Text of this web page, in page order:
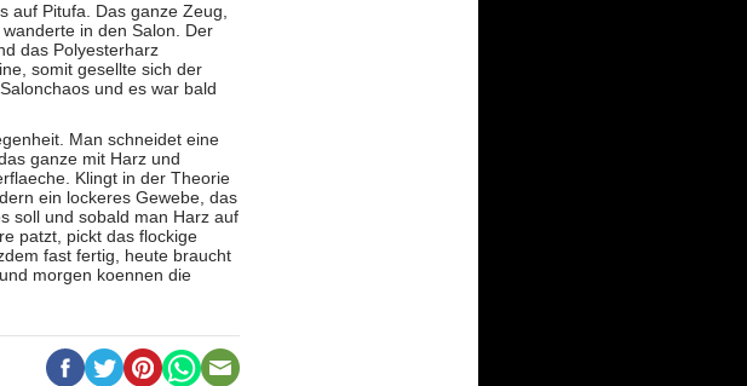
auf Pitufa. Das ganze Zeug,
in den Salon. Der
das Polyesterharz
somit gesellte sich der
und es war bald
Man schneidet eine
ganze mit Harz und
Klingt in der Theorie
ein lockeres Gewebe, das
soll und sobald man Harz auf
patzt, pickt das flockige
fast fertig, heute braucht
morgen koennen die